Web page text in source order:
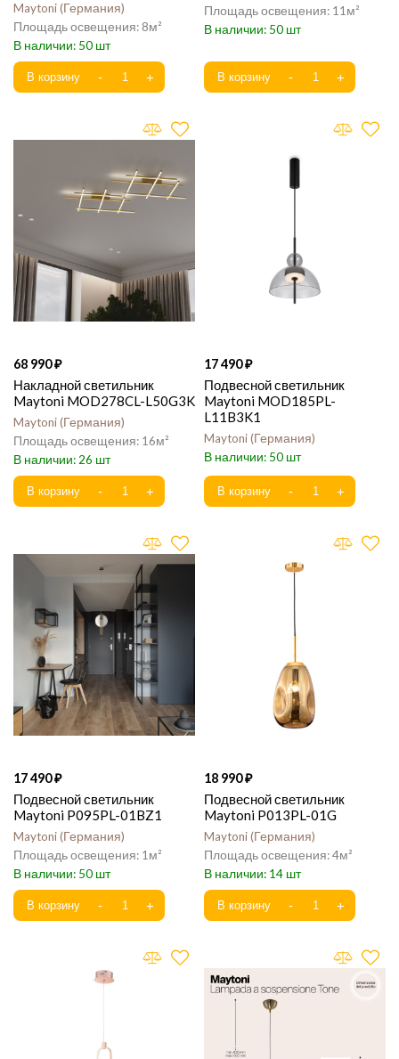
Maytoni Германия
8
50
11
50
68 990
Накладной светильник
Maytoni MOD278CL-L50G3K
Maytoni Германия
16
26
17 490
Подвесной светильник
Maytoni MOD185PL-
L11B3K1
Maytoni Германия
50
17 490
Подвесной светильник
Maytoni P095PL-01BZ1
Maytoni Германия
1
50
18 990
Подвесной светильник
Maytoni P013PL-01G
Maytoni Германия
4
14